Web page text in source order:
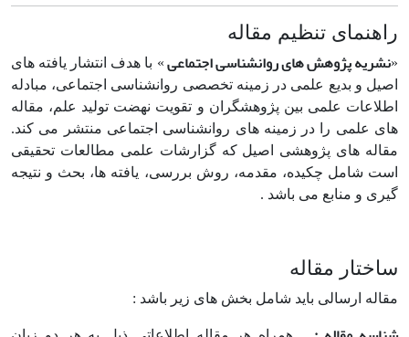
راهنمای تنظیم مقاله
«نشریه پژوهش های روانشناسی اجتماعی » با هدف انتشار یافته های
اصیل و بدیع علمی در زمینه تخصصی روانشناسی اجتماعی، مبادله
اطلاعات علمی بین پژوهشگران و تقویت نهضت تولید علم، مقاله
های علمی را در زمینه های روانشناسی اجتماعی منتشر می کند.
مقاله های پژوهشی اصیل که گزارشات علمی مطالعات تحقیقی
است شامل چکیده، مقدمه، روش بررسی، یافته ها، بحث و نتیجه
گیری و منابع می باشد .
ساختار مقاله
مقاله ارسالی باید شامل بخش های زیر باشد :